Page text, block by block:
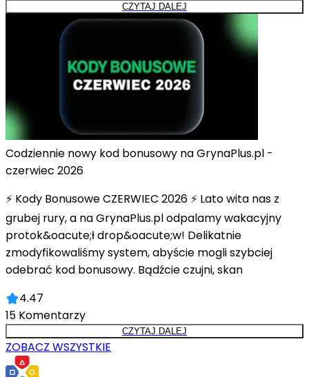
CZYTAJ DALEJ
Codziennie nowy kod bonusowy na GrynaPlus.pl -
czerwiec 2026
⚡ Kody Bonusowe CZERWIEC 2026 ⚡ Lato wita nas z
grubej rury, a na GrynaPlus.pl odpalamy wakacyjny
protok&oacute;ł drop&oacute;w! Delikatnie
zmodyfikowaliśmy system, abyście mogli szybciej
odebrać kod bonusowy. Bądźcie czujni, skan
4.47
15 Komentarzy
CZYTAJ DALEJ
ZOBACZ WSZYSTKIE